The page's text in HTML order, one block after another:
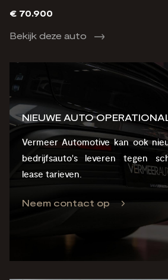
€ 70.900
Bekijk deze auto
NIEUWE AUTO
Vermeer Automotive kan ook
bedrijfsauto's leveren tegen
lease tarieven.
Neem contact op